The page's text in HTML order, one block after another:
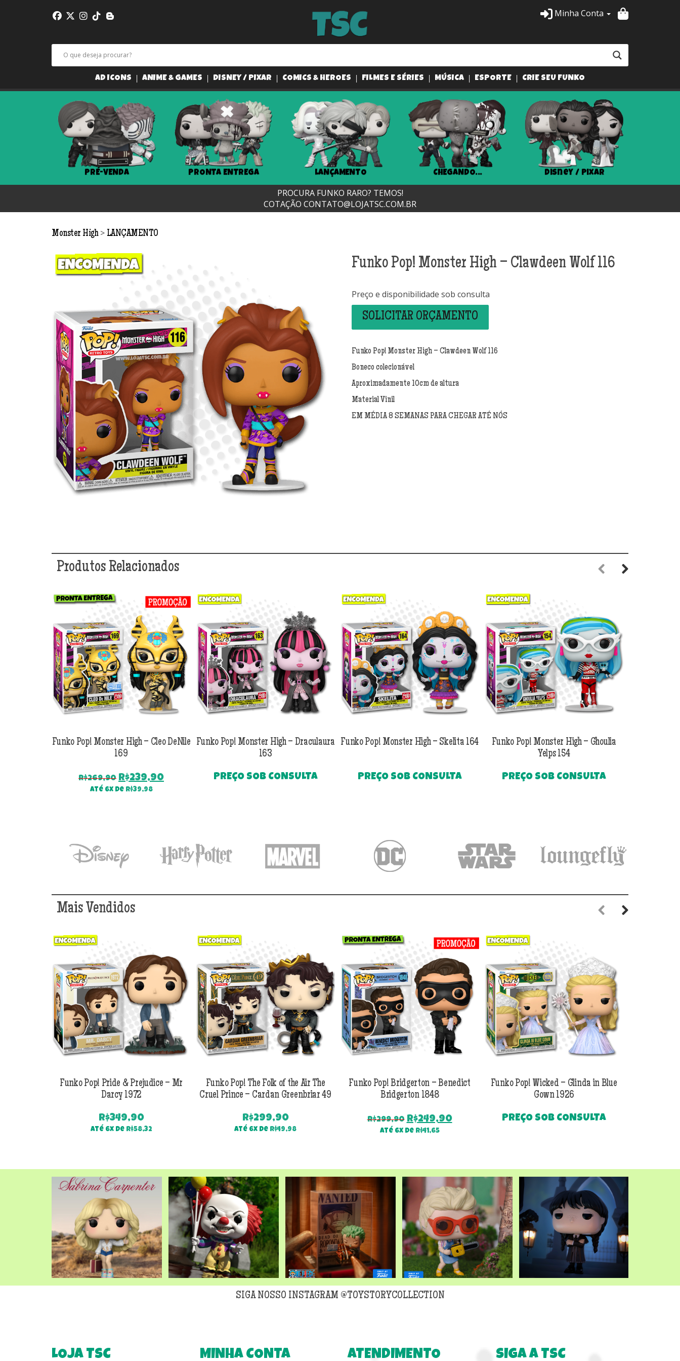
Minha Conta
AD ICONS ANIME & GAMES DISNEY / PIXAR COMICS & HEROES FILMES E SÉRIES MÚSICA ESPORTE CRIE SEU FUNKO
PRÉ-VENDA PRONTA ENTREGA LANÇAMENTO CHEGANDO... Disney / Pixar
PROCURA FUNKO RARO? TEMOS!
COTAÇÃO CONTATO@LOJATSC.COM.BR
Monster High > LANÇAMENTO
Funko Pop! Monster High – Clawdeen Wolf 116
Preço e disponibilidade sob consulta
SOLICITAR ORÇAMENTO
Funko Pop! Monster High – Clawdeen Wolf 116
Boneco colecionável
Aproximadamente 10cm de altura
Material Vinil
EM MÉDIA 8 SEMANAS PARA CHEGAR ATÉ NÓS
Produtos Relacionados
Funko Pop! Monster High – Cleo DeNile
169
R$269,90 O
preço
R$239,90O
Até 6x de R$39,98
Funko Pop! Monster High – Draculaura
163
PREÇO SOB CONSULTA
Funko Pop! Monster High – Skelita 164
PREÇO SOB CONSULTA
Funko Pop! Monster High – Ghoulia
Yelps 154
PREÇO SOB CONSULTA
Mais Vendidos
Funko Pop! Pride & Prejudice – Mr
Darcy 1972
R$349,90
Até 6x de R$58,32
Funko Pop! The Folk of the Air The
Cruel Prince – Cardan Greenbriar 49
R$299,90
Até 6x de R$49,98
Funko Pop! Bridgerton – Benedict
Bridgerton 1848
R$299,90 O
preço
R$249,90O
Até 6x de R$41,65
Funko Pop! Wicked – Glinda in Blue
Gown 1926
PREÇO SOB CONSULTA
SIGA NOSSO INSTAGRAM @TOYSTORYCOLLECTION
LOJA TSC MINHA CONTA ATENDIMENTO SIGA A TSC